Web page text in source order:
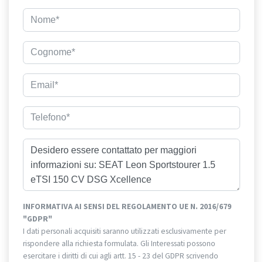
INFORMATIVA AI SENSI DEL REGOLAMENTO UE N. 2016/679
"GDPR"
I dati personali acquisiti saranno utilizzati esclusivamente per
rispondere alla richiesta formulata. Gli Interessati possono
esercitare i diritti di cui agli artt. 15 - 23 del GDPR scrivendo